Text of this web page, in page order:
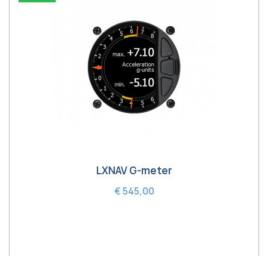
LXNAV G-meter
€ 545,00